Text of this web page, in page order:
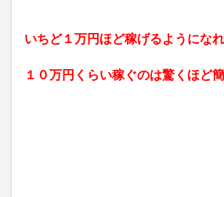
いちど１万円ほど稼げるようにな
１０万円くらい稼ぐのは驚くほど